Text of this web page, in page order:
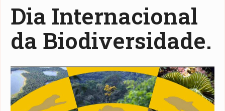
Dia Internacional
da Biodiversidade.